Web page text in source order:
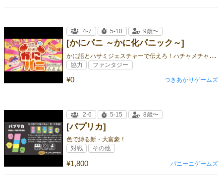
[かにパニ ～かに化パニック～]
か
に語とハサミジェスチャーで伝えろ！ハチャメチャ協力コミュニケーションゲーム
¥0
4-7 5-10 9歳〜
協力 ファンタジー
つきあかりゲームズ
[パプリカ]
色で縛る新・大富豪！
¥1,800
2-6 5-15 8歳〜
対戦 その他
パニーニゲームズ